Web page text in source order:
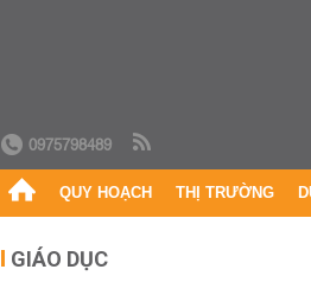
0975798489
QUY HOẠCH THỊ TRƯỜNG
GIÁO DỤC